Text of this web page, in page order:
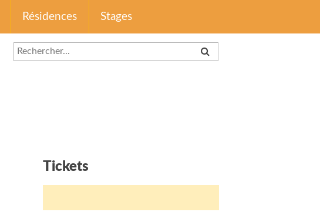
Résidences Stages
Tickets